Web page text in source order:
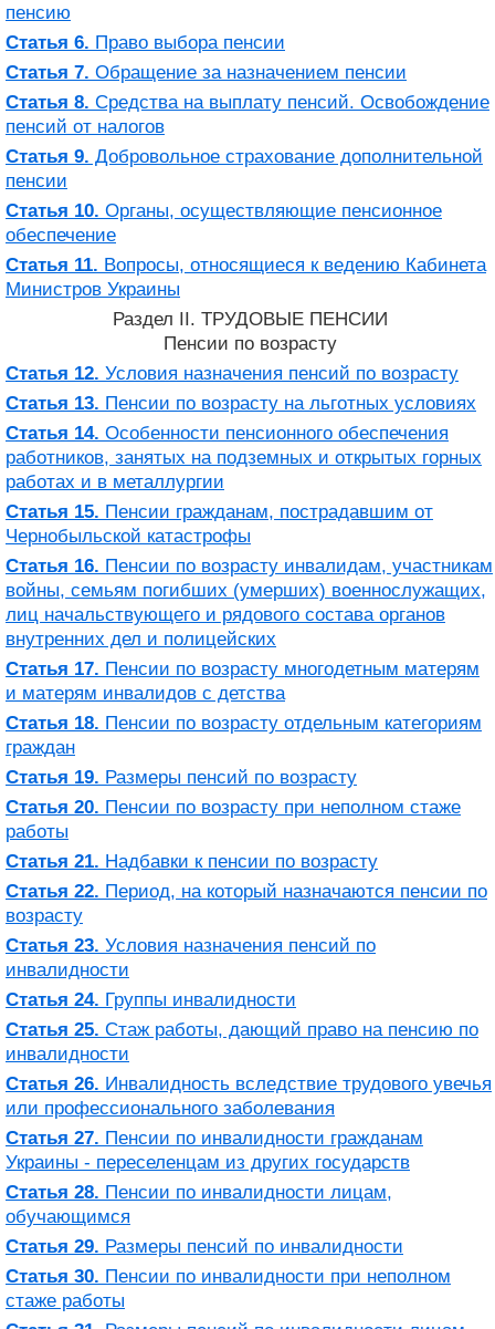
пенсию
Статья 6. Право выбора пенсии
Статья 7. Обращение за назначением пенсии
Статья 8. Средства на выплату пенсий. Освобождение
пенсий от налогов
Статья 9. Добровольное страхование дополнительной
пенсии
Статья 10. Органы, осуществляющие пенсионное
обеспечение
Статья 11. Вопросы, относящиеся к ведению Кабинета
Министров Украины
Раздел II. ТРУДОВЫЕ ПЕНСИИ
Пенсии по возрасту
Статья 12. Условия назначения пенсий по возрасту
Статья 13. Пенсии по возрасту на льготных условиях
Статья 14. Особенности пенсионного обеспечения
работников, занятых на подземных и открытых горных
работах и ​​в металлургии
Статья 15. Пенсии гражданам, пострадавшим от
Чернобыльской катастрофы
Статья 16. Пенсии по возрасту инвалидам, участникам
войны, семьям погибших (умерших) военнослужащих,
лиц начальствующего и рядового состава органов
внутренних дел и полицейских
Статья 17. Пенсии по возрасту многодетным матерям
и матерям инвалидов с детства
Статья 18. Пенсии по возрасту отдельным категориям
граждан
Статья 19. Размеры пенсий по возрасту
Статья 20. Пенсии по возрасту при неполном стаже
работы
Статья 21. Надбавки к пенсии по возрасту
Статья 22. Период, на который назначаются пенсии по
возрасту
Статья 23. Условия назначения пенсий по
инвалидности
Статья 24. Группы инвалидности
Статья 25. Стаж работы, дающий право на пенсию по
инвалидности
Статья 26. Инвалидность вследствие трудового увечья
или профессионального заболевания
Статья 27. Пенсии по инвалидности гражданам
Украины - переселенцам из других государств
Статья 28. Пенсии по инвалидности лицам,
обучающимся
Статья 29. Размеры пенсий по инвалидности
Статья 30. Пенсии по инвалидности при неполном
стаже работы